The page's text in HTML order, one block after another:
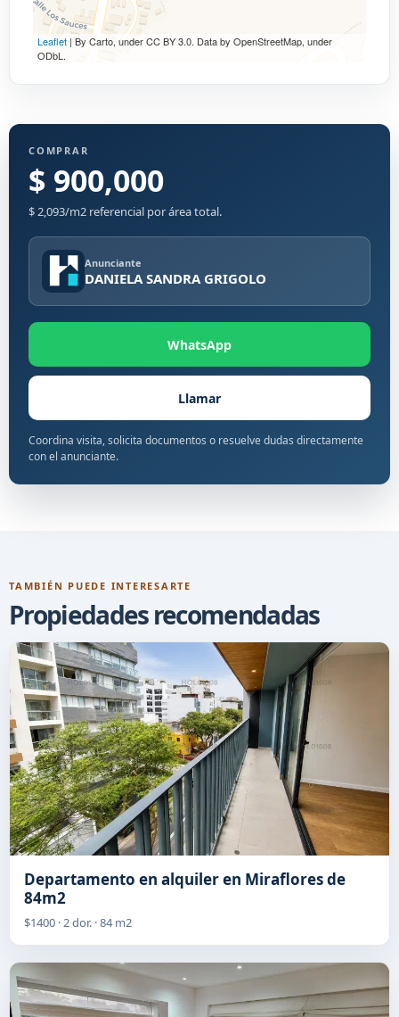
Leaflet | By Carto, under CC BY 3.0. Data by OpenStreetMap, under
ODbL.
COMPRAR
$ 900,000
$ 2,093/m2 referencial por área total.
Anunciante
DANIELA SANDRA GRIGOLO
WhatsApp
Llamar
Coordina visita, solicita documentos o resuelve dudas directamente
con el anunciante.
TAMBIÉN PUEDE INTERESARTE
Propiedades recomendadas
Departamento en alquiler en Miraflores de
84m2
$1400 · 2 dor. · 84 m2